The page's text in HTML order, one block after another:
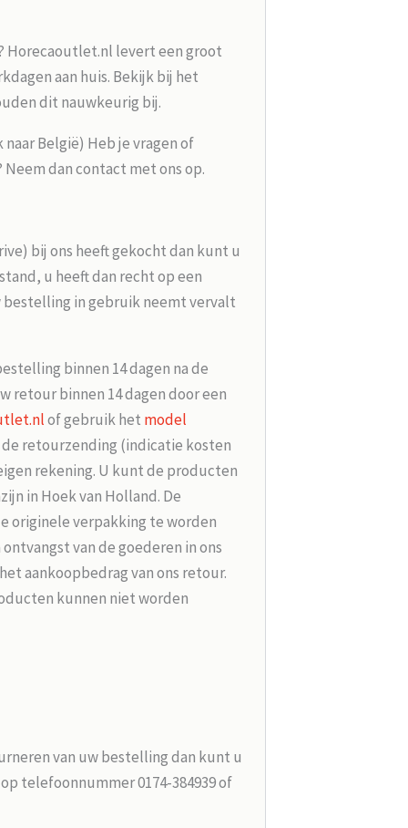
Horecaoutlet.nl levert een groot
aan huis. Bekijk bij het
dit nauwkeurig bij.
België) Heb je vragen of
dan contact met ons op.
bij ons heeft gekocht dan kunt u
u heeft dan recht op een
bestelling in gebruik neemt vervalt
binnen 14 dagen na de
retour binnen 14 dagen door een
of gebruik het model
de retourzending (indicatie kosten
rekening. U kunt de producten
in Hoek van Holland. De
originele verpakking te worden
van de goederen in ons
aankoopbedrag van ons retour.
kunnen niet worden
van uw bestelling dan kunt u
telefoonnummer 0174-384939 of